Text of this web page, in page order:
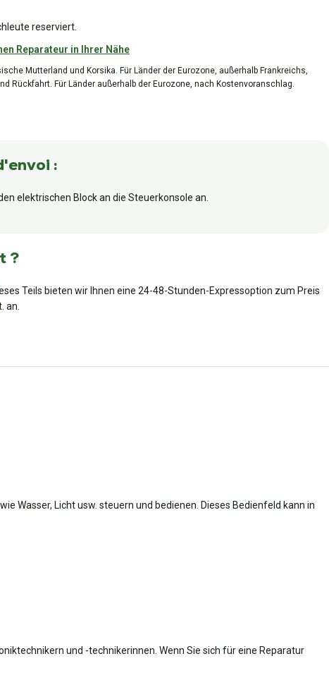
reserviert.
Reparateur in Ihrer Nähe
Mutterland und Korsika. Für Länder der Eurozone, außerhalb Frankreichs,
Rückfahrt. Für Länder außerhalb der Eurozone, nach Kostenvoranschlag.
:
elektrischen Block an die Steuerkonsole an.
?
Teils bieten wir Ihnen eine 24-48-Stunden-Expressoption zum Preis
an.
Wasser, Licht usw. steuern und bedienen. Dieses Bedienfeld kann in
und -technikerinnen. Wenn Sie sich für eine Reparatur